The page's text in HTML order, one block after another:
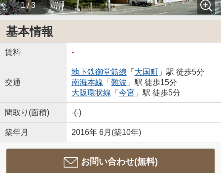
1 / 3
基本情報
賃料 -
交通
地下鉄御堂筋線 「 大国町」駅 徒歩5分
南海本線 「 難波 」駅 徒歩15分
大阪環状線 「 今宮 」駅 徒歩5分
間取り(面積) -(-)
築年月 2016年 6月(築10年)
お問い合わせ(無料)